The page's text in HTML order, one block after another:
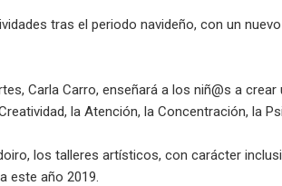
tras el periodo navideño, con un
Carla Carro, enseñará a los niñ@s a
la Atención, la Concentración, la
los talleres artísticos, con carácter
este año 2019.